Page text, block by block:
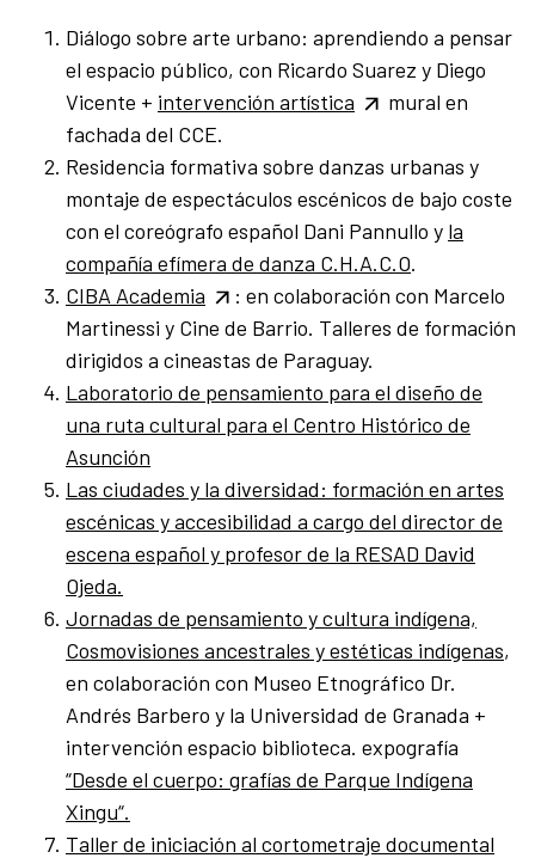
Diálogo sobre arte urbano: aprendiendo a pensar
el espacio público, con Ricardo Suarez y Diego
Vicente + intervención artística
mural en
fachada del CCE.
Residencia formativa sobre danzas urbanas y
montaje de espectáculos escénicos de bajo coste
con el coreógrafo español Dani Pannullo y la
compañía efímera de danza C.H.A.C.O.
CIBA Academia
: en colaboración con Marcelo
Martinessi y Cine de Barrio. Talleres de formación
dirigidos a cineastas de Paraguay.
Laboratorio de pensamiento para el diseño de
una ruta cultural para el Centro Histórico de
Asunción
Las ciudades y la diversidad: formación en artes
escénicas y accesibilidad a cargo del director de
escena español y profesor de la RESAD David
Ojeda.
Jornadas de pensamiento y cultura indígena,
Cosmovisiones ancestrales y estéticas indígenas,
en colaboración con Museo Etnográfico Dr.
Andrés Barbero y la Universidad de Granada +
intervención espacio biblioteca. expografía
“Desde el cuerpo: grafías de Parque Indígena
Xingu“.
Taller de iniciación al cortometraje documental